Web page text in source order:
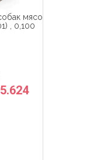
мясо
, 0,100